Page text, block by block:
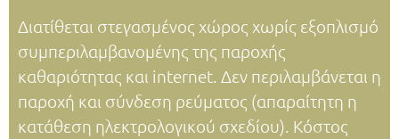
Διατίθεται στεγασμένος χώρος χωρίς εξοπλισμό
συμπεριλαμβανομένης της παροχής
καθαριότητας και internet. Δεν περιλαμβάνεται η
παροχή και σύνδεση ρεύματος (απαραίτητη η
κατάθεση ηλεκτρολογικού σχεδίου). Κόστος